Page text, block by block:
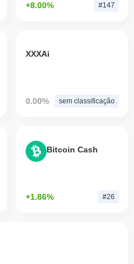
+8.00% #147
XXXAi
0.00% sem classificação
Bitcoin Cash
+1.86% #26